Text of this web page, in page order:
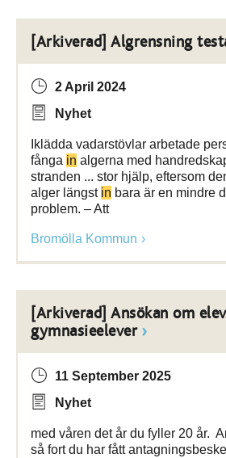
[Arkiverad] Algrensning
2 April 2024
Nyhet
Iklädda vadarstövlar arbetade
fånga in algerna med
stranden ... stor hjälp, eftersom
alger längst in bara är en mindre
problem. – Att
Bromölla Kommun
[Arkiverad] Ansökan om
gymnasieelever
11 September 2025
Nyhet
med våren det år du fyller 20 år.
så fort du har fått